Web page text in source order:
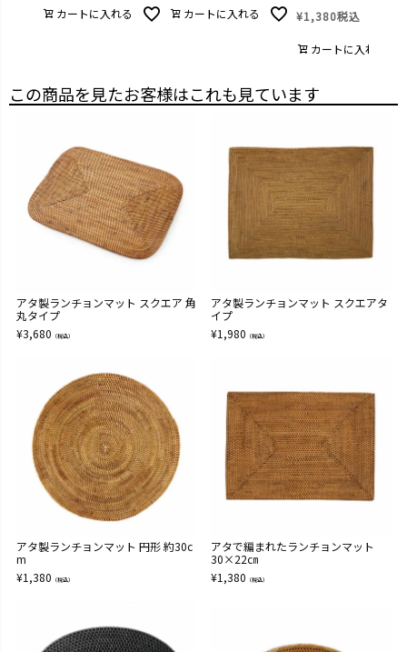
カートに入れる カートに入れる ¥1,380税込
カートに入れる
この商品を見たお客様はこれも見ています
アタ製ランチョンマット スクエア 角
丸タイプ
¥3,680 （税込）
アタ製ランチョンマット スクエアタ
イプ
¥1,980 （税込）
アタ製ランチョンマット 円形 約30c
m
¥1,380 （税込）
アタで編まれたランチョンマット
30×22㎝
¥1,380 （税込）